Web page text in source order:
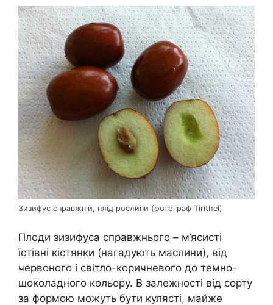
Зизифус справжній, плід рослини (фотограф Tirithel)
Плоди зизифуса справжнього – м’ясисті
їстівні кістянки (нагадують маслини), від
червоного і світло-коричневого до темно-
шоколадного кольору. В залежності від сорту
за формою можуть бути кулясті, майже